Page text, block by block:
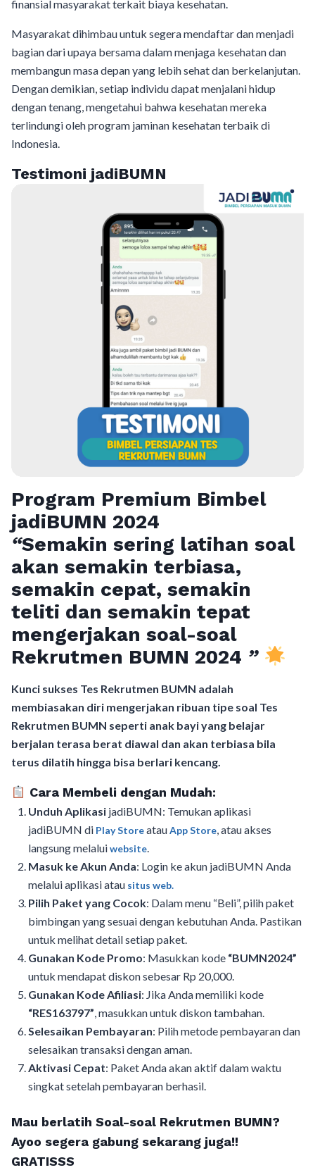
finansial masyarakat terkait biaya kesehatan.
Masyarakat dihimbau untuk segera mendaftar dan menjadi
bagian dari upaya bersama dalam menjaga kesehatan dan
membangun masa depan yang lebih sehat dan berkelanjutan.
Dengan demikian, setiap individu dapat menjalani hidup
dengan tenang, mengetahui bahwa kesehatan mereka
terlindungi oleh program jaminan kesehatan terbaik di
Indonesia.
Testimoni jadiBUMN
Program Premium Bimbel
jadiBUMN 2024
“Semakin sering latihan soal
akan semakin terbiasa,
semakin cepat, semakin
teliti dan semakin tepat
mengerjakan soal-soal
Rekrutmen BUMN 2024 ”
Kunci sukses Tes Rekrutmen BUMN adalah
membiasakan diri mengerjakan ribuan tipe soal Tes
Rekrutmen BUMN seperti anak bayi yang belajar
berjalan terasa berat diawal dan akan terbiasa bila
terus dilatih hingga bisa berlari kencang.
Cara Membeli dengan Mudah:
Unduh Aplikasi jadiBUMN: Temukan aplikasi
jadiBUMN di Play StoreatauApp Store, atau akses
langsung melaluiwebsite.
Masuk ke Akun Anda: Login ke akun jadiBUMN Anda
melalui aplikasi atau situs web.
Pilih Paket yang Cocok: Dalam menu “Beli”, pilih paket
bimbingan yang sesuai dengan kebutuhan Anda. Pastikan
untuk melihat detail setiap paket.
Gunakan Kode Promo: Masukkan kode “BUMN2024”
untuk mendapat diskon sebesar Rp 20,000.
Gunakan Kode Afiliasi: Jika Anda memiliki kode
“RES163797”, masukkan untuk diskon tambahan.
Selesaikan Pembayaran: Pilih metode pembayaran dan
selesaikan transaksi dengan aman.
Aktivasi Cepat: Paket Anda akan aktif dalam waktu
singkat setelah pembayaran berhasil.
Mau berlatih Soal-soal Rekrutmen BUMN?
Ayoo segera gabung sekarang juga!!
GRATISSS